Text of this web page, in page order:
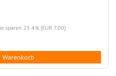
sparen 23.4% (EUR 7,00)
Warenkorb